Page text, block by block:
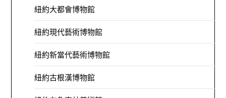
紐約大都會博物館
紐約現代藝術博物館
紐約新當代藝術博物館
紐約古根漢博物館